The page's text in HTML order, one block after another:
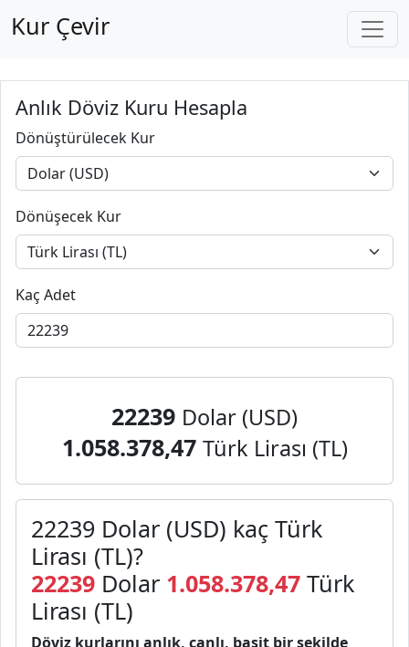
Kur Çevir
Anlık Döviz Kuru Hesapla
Dönüştürülecek Kur
Dönüşecek Kur
Kaç Adet
22239 Dolar (USD)
1.058.378,47 Türk Lirası (TL)
22239 Dolar (USD) kaç Türk
Lirası (TL)?
22239 Dolar 1.058.378,47 Türk
Lirası (TL)
Döviz kurlarını anlık, canlı, basit bir şekilde